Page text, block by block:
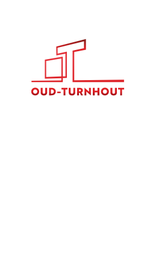
Gemeente
Oud-
Turnhout